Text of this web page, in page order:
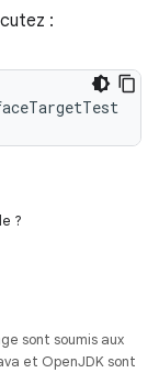
:
?
sont soumis aux
et OpenJDK sont